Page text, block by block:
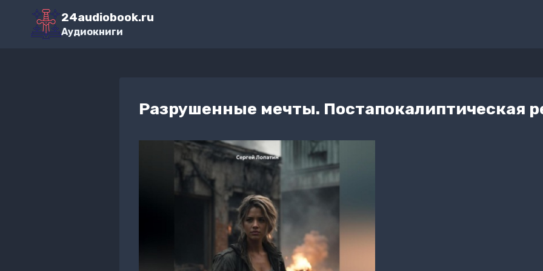
Перейти
содержимому
24audiobook.ru
Аудиокниги
Разрушенные мечты. Постапокалиптическая